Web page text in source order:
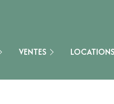
VENTES
Loisirs
LOCATIONS
Maisons & Villas